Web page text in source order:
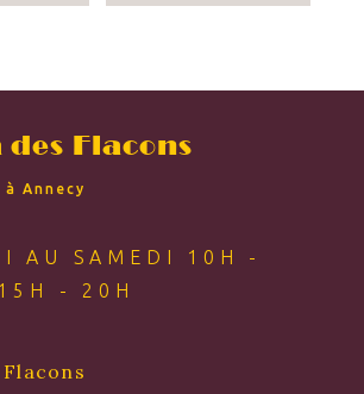
Flacons
Annecy
AU SAMEDI 10H -
- 20H
Flacons